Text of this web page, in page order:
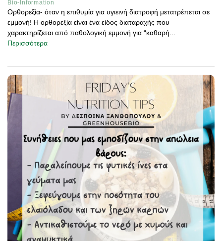
Bio-Information
Ορθορεξία- όταν η επιθυμία για υγιεινή διατροφή μετατρέπεται σε
εμμονή! Η ορθορεξία είναι ένα είδος διαταραχής που
χαρακτηρίζεται από παθολογική εμμονή για “καθαρή...
Περισσότερα